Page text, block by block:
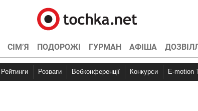
СІМ’Я ПОДОРОЖІ ГУРМАН АФІША
Рейтинги Розваги Вебконференції Конкурси E-motion